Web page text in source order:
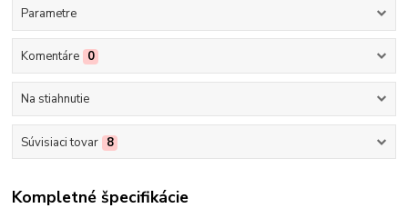
Parametre
Komentáre 0
Na stiahnutie
Súvisiaci tovar 8
Kompletné špecifikácie